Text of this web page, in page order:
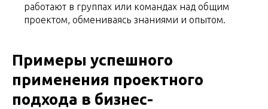
работают в группах или командах над общим
проектом, обмениваясь знаниями и опытом.
Примеры успешного
применения проектного
подхода в бизнес-